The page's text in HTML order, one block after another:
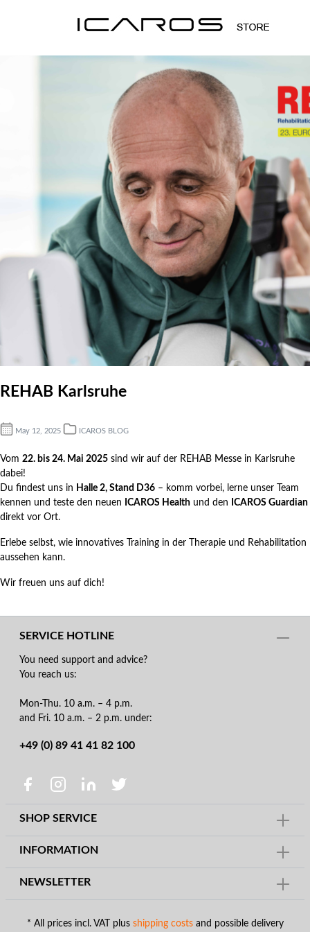
REHAB Karlsruhe
May 12, 2025 ICAROS BLOG
Vom 22. bis 24. Mai 2025 sind wir auf der REHAB Messe in Karlsruhe
dabei!
Du findest uns in Halle 2, Stand D36 – komm vorbei, lerne unser Team
kennen und teste den neuen
ICAROS Health und den
ICAROS Guardian
direkt vor Ort.
Erlebe selbst, wie innovatives Training in der Therapie und Rehabilitation
aussehen kann.
Wir freuen uns auf dich!
SERVICE HOTLINE
You need support and advice?
You reach us:
Mon-Thu. 10 a.m. – 4 p.m.
and Fri. 10 a.m. – 2 p.m. under:
+49 (0) 89 41 41 82 100
SHOP SERVICE
INFORMATION
NEWSLETTER
* All prices incl. VAT plus shipping costsand possible delivery